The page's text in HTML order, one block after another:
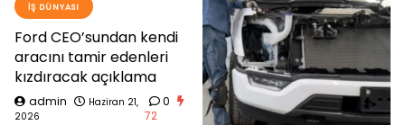
İŞ DÜNYASI
Ford CEO’sundan kendi
aracını tamir edenleri
kızdıracak açıklama
admin
Haziran 21,
2026
0
72